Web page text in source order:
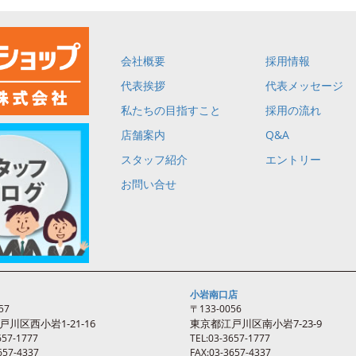
会社概要
代表挨拶
私たちの目指すこと
店舗案内
スタッフ紹介
お問い合せ
採用情報
代表メッセージ
採用の流れ
Q&A
エントリー
川区西小岩1-21-16
1777
4337
小岩南口店
〒133-0056
東京都江戸川区南小岩7-23-9
TEL:03-3657-1777
FAX:03-3657-4337